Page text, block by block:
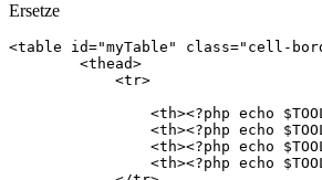
Ersetze
<table id="myTable"
        <thead>
            <tr>
<th><?php
<th><?php echo
<th><?php echo
<th><?php echo